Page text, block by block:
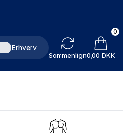
Erhverv
Sammenlign
0
0,00 DKK